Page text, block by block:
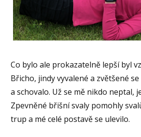
Co bylo ale prokazatelně lepší byl
Břicho, jindy vyvalené a zvětšené
a schovalo. Už se mě nikdo neptal,
Zpevněné břišní svaly pomohly
trup a mé celé postavě se ulevilo.